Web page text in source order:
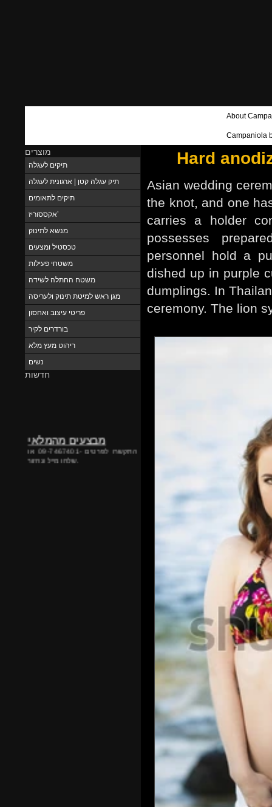
About
Campaniola
Hard
Asian wedding
the knot, and one
carries a holder
possesses
personnel hold a
dished up in purple
dumplings. In
ceremony. The lion
מוצרים
תיקים לעגלה
תיק עגלה קטן | ארגונית לעגלה
תיקים לתאומים
אקססוריז’
מנשא לתינוק
טכסטיל ומצעים
משטחי פעילות
משטח החתלה לשידה
מגן ראש למיטת תינוק ולעריסה
פריטי עיצוב ואחסון
בורדרים לקיר
ריהוט מעץ מלא
נשים
חדשות
מבצעים מהמלאי
התקשרו לפרטים -09-7467401 או
שלחו מייל ונחזור.